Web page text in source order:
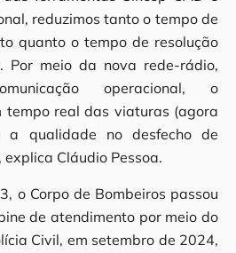
reduzimos tanto o tempo de
quanto o tempo de resolução
Por meio da nova rede-rádio,
operacional, o
tempo real das viaturas (agora
a qualidade no desfecho de
explica Cláudio Pessoa.
o Corpo de Bombeiros passou
de atendimento por meio do
Civil, em setembro de 2024,